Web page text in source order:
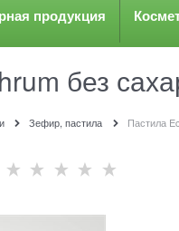
продукция
без
Зефир, пастила Пастила